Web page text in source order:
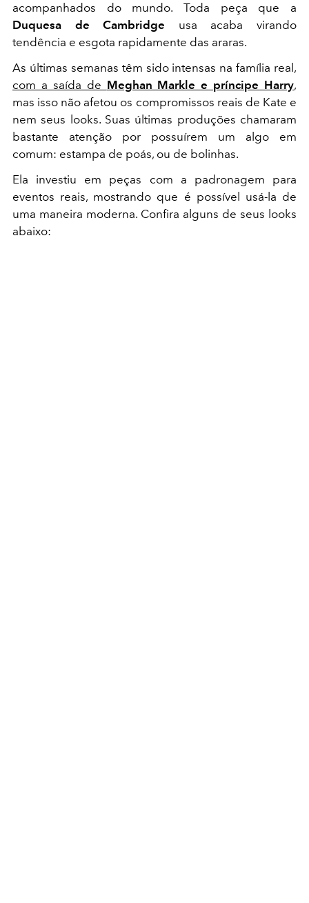
acompanhados do mundo. Toda peça que a
Duquesa de Cambridge usa acaba virando
tendência e esgota rapidamente das araras.
As últimas semanas têm sido intensas na família real,
com a saída de Meghan Markle e príncipe Harry,
mas isso não afetou os compromissos reais de Kate e
nem seus looks. Suas últimas produções chamaram
bastante atenção por possuírem um algo em
comum: estampa de poás, ou de bolinhas.
Ela investiu em peças com a padronagem para
eventos reais, mostrando que é possível usá-la de
uma maneira moderna. Confira alguns de seus looks
abaixo: